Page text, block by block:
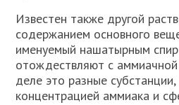
Известен также другой
содержанием основного
именуемый нашатырным
отождествляют с
деле это разные
концентрацией аммиака и